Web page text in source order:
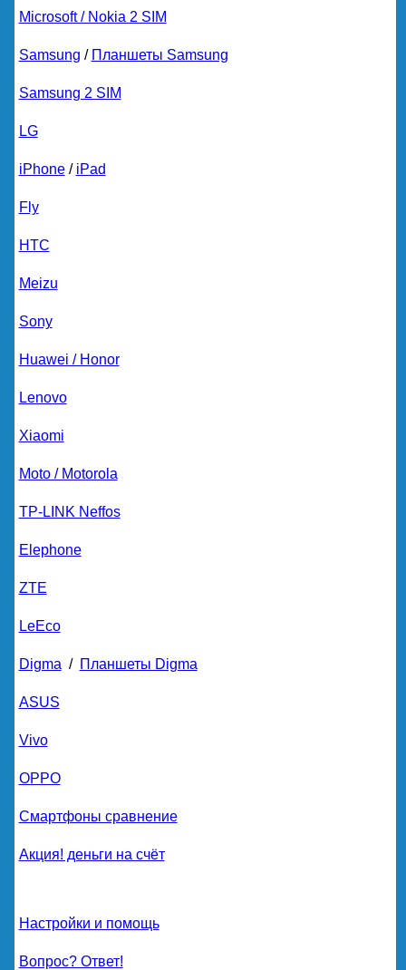
Microsoft / Nokia 2 SIM
Samsung / Планшеты Samsung
Samsung 2 SIM
LG
iPhone/ iPad
Fly
HTC
Meizu
Sony
Huawei / Honor
Lenovo
Xiaomi
Moto / Motorola
TP-LINK Neffos
Elephone
ZTE
LeEco
Digma / Планшеты Digma
ASUS
Vivo
OPPO
Смартфоны сравнение
Акция! деньги на счёт
Настройки и помощь
Вопрос? Ответ!